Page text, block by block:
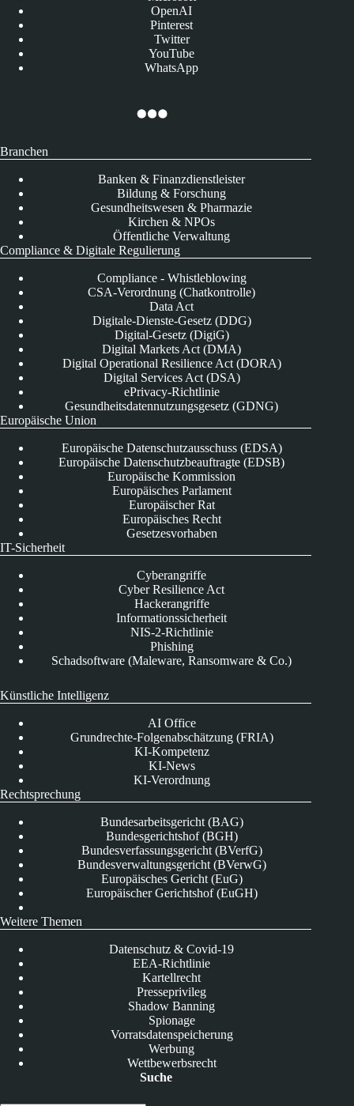
OpenAI
Pinterest
Twitter
YouTube
WhatsApp
Branchen
Banken & Finanzdienstleister
Bildung & Forschung
Gesundheitswesen & Pharmazie
Kirchen & NPOs
Öffentliche Verwaltung
Compliance & Digitale Regulierung
Compliance - Whistleblowing
CSA-Verordnung (Chatkontrolle)
Data Act
Digitale-Dienste-Gesetz (DDG)
Digital-Gesetz (DigiG)
Digital Markets Act (DMA)
Digital Operational Resilience Act (DORA)
Digital Services Act (DSA)
ePrivacy-Richtlinie
Gesundheitsdatennutzungsgesetz (GDNG)
Europäische Union
Europäische Datenschutzausschuss (EDSA)
Europäische Datenschutzbeauftragte (EDSB)
Europäische Kommission
Europäisches Parlament
Europäischer Rat
Europäisches Recht
Gesetzesvorhaben
IT-Sicherheit
Cyberangriffe
Cyber Resilience Act
Hackerangriffe
Informationssicherheit
NIS-2-Richtlinie
Phishing
Schadsoftware (Maleware, Ransomware & Co.)
Künstliche Intelligenz
AI Office
Grundrechte-Folgenabschätzung (FRIA)
KI-Kompetenz
KI-News
KI-Verordnung
Rechtsprechung
Bundesarbeitsgericht (BAG)
Bundesgerichtshof (BGH)
Bundesverfassungsgericht (BVerfG)
Bundesverwaltungsgericht (BVerwG)
Europäisches Gericht (EuG)
Europäischer Gerichtshof (EuGH)
Weitere Themen
Datenschutz & Covid-19
EEA-Richtlinie
Kartellrecht
Presseprivileg
Shadow Banning
Spionage
Vorratsdatenspeicherung
Werbung
Wettbewerbsrecht
Suche